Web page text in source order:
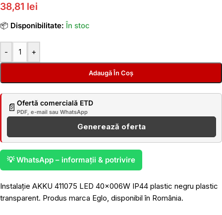
38,81 lei
📦 Disponibilitate: În stoc
- +
Adaugă În Coș
📄 Ofertă comercială ETD
PDF, e-mail sau WhatsApp
Generează oferta
💡 WhatsApp – informații & potrivire
Instalație AKKU 411075 LED 40x006W IP44 plastic negru plastic
transparent. Produs marca Eglo, disponibil în România.